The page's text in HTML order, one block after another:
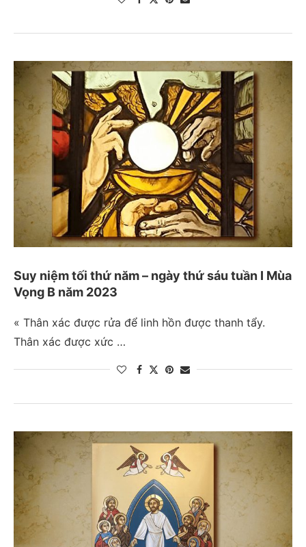
Suy niệm tối thứ năm – ngày thứ sáu tuần I Mùa
Vọng B năm 2023
« Thân xác được rửa để linh hồn được thanh tẩy.
Thân xác được xức …